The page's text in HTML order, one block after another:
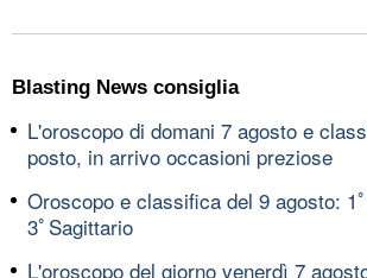
Blasting News consiglia
L'oroscopo di domani 7 agosto e
posto, in arrivo occasioni preziose
Oroscopo e classifica del 9 agosto: 1
3ﾟSagittario
L'oroscopo del giorno venerdì 7